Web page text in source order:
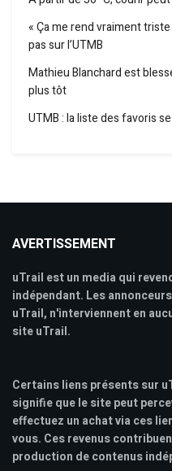
« Ça me rend vraiment
pas sur l’UTMB
Mathieu Blanchard est
plus tôt
UTMB : la liste des favoris
AVERTISSEMENT
uTrail est un media qui
indépendant. Les
uTrail, n'interviennent en
site uTrail.
Certains liens présents sur
signifie que le site peut
effectuez un achat via ces
vous. Ces revenus
production de contenus